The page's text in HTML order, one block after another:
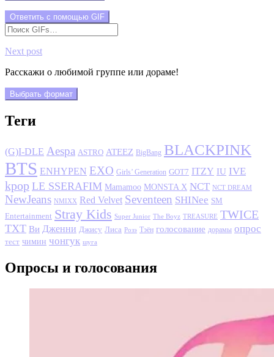
Ответить с помощью GIF
Next post
Расскажи о любимой группе или дораме!
Выбрать формат
Теги
(G)I-DLE Aespa ASTRO ATEEZ BigBang BLACKPINK
BTS ENHYPEN EXO Girls’ Generation GOT7 ITZY IU IVE
kpop LE SSERAFIM Mamamoo MONSTA X NCT NCT DREAM
NewJeans NMIXX Red Velvet Seventeen SHINee SM
Entertainment Stray Kids Super Junior The Boyz TREASURE TWICE
TXT Ви Дженни Джису Лиса Розэ Тэён голосование дорамы опрос
тест чимин чонгук шуга
Опросы и голосования